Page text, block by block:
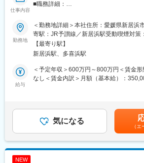
仕事内容
■職務詳細：
・顧客要望調査及び製品仕様の作成
【強み】プラスチック製品の製造工程で
叶える
装置。混合ロスや人件費、時間の削減に
を実現
※プラスチック製造現場のコスト削減と
独自装置のさらなる改善、技術革新がミ
を得ています。この独自装置のさらなる
にあたって設計・開発部門を強化するた
勤務地
＜勤務地詳細＞本社住所：愛媛県新居浜
寄駅：JR予讃線／新居浜駅受動喫煙対策
囲：会社の定める事業所
【最寄り駅】
新居浜駅、多喜浜駅
給与
＜予定年収＞600万円～800万円＜賃金
なし＜賃金内訳＞月額（基本給）：
上下する可能性があります。月給(月額)
す。
気になる
（
NEW